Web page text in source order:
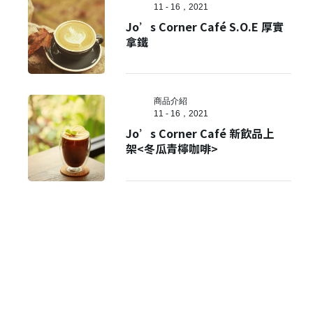
11 - 16，2021
Jo’s Corner Café S.O.E 厚實
拿鐵
商品介紹
11 - 16，2021
Jo’s Corner Café 新飲品上
架<冬瓜青檸咖啡>